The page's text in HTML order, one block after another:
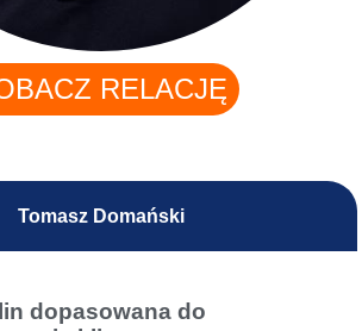
RELACJĘ
Tomasz Domański
dopasowana do